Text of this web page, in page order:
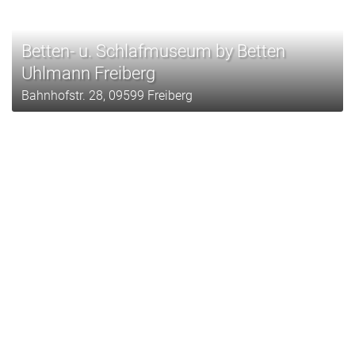
Betten- u. Schlafmuseum by Betten
Uhlmann Freiberg
Bahnhofstr. 28, 09599 Freiberg